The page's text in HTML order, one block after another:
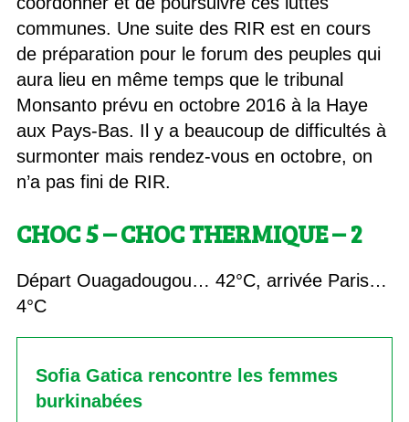
communes. Une suite des RIR est en cours
de préparation pour le forum des peuples qui
aura lieu en même temps que le tribunal
Monsanto prévu en octobre 2016 à la Haye
aux Pays-Bas. Il y a beaucoup de difficultés à
surmonter mais rendez-vous en octobre, on
n’a pas fini de RIR.
CHOC 5 – CHOC THERMIQUE – 2
Départ Ouagadougou… 42°C, arrivée Paris…
4°C
Sofia Gatica rencontre les femmes
burkinabées